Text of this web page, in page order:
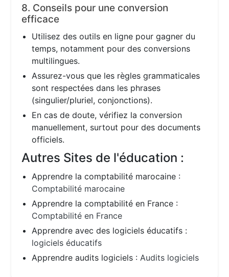
8. Conseils pour une conversion
efficace
Utilisez des outils en ligne pour gagner du
temps, notamment pour des conversions
multilingues.
Assurez-vous que les règles grammaticales
sont respectées dans les phrases
(singulier/pluriel, conjonctions).
En cas de doute, vérifiez la conversion
manuellement, surtout pour des documents
officiels.
Autres Sites de l'éducation :
Apprendre la comptabilité marocaine :
Comptabilité marocaine
Apprendre la comptabilité en France :
Comptabilité en France
Apprendre avec des logiciels éducatifs :
logiciels éducatifs
Apprendre audits logiciels :Audits logiciels